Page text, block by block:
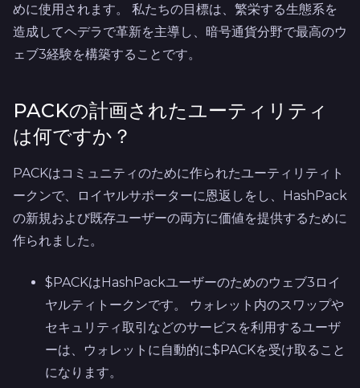
めに使用されます。 私たちの目標は、繁栄する生態系を
造成してヘデラで革新を主導し、暗号通貨分野で最高のウ
ェブ3経験を構築することです。
PACKの計画されたユーティリティ
は何ですか？
PACKはコミュニティのために作られたユーティリティト
ークンで、ロイヤルサポーターに恩返しをし、HashPack
の新規および既存ユーザーの両方に価値を提供するために
作られました。
$PACKはHashPackユーザーのためのウェブ3ロイ
ヤルティトークンです。 ウォレット内のスワップや
セキュリティ取引などのサービスを利用するユーザ
ーは、ウォレットに自動的に$PACKを受け取ること
になります。